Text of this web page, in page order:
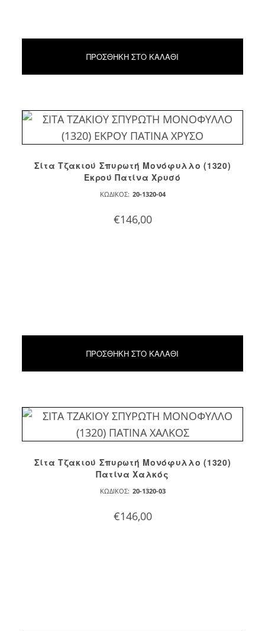
ΠΡΟΣΘΉΚΗ ΣΤΟ ΚΑΛΆΘΙ
Σίτα Τζακιού Σπυρωτή Μονόφυλλο (1320)
Εκρού Πατίνα Χρυσό
ΚΩΔΙΚΌΣ: 20-1320-04
€146,00
ΠΡΟΣΘΉΚΗ ΣΤΟ ΚΑΛΆΘΙ
Σίτα Τζακιού Σπυρωτή Μονόφυλλο (1320)
Πατίνα Χαλκός
ΚΩΔΙΚΌΣ: 20-1320-03
€146,00